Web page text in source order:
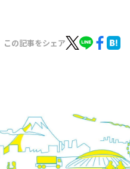
この記事をシェア